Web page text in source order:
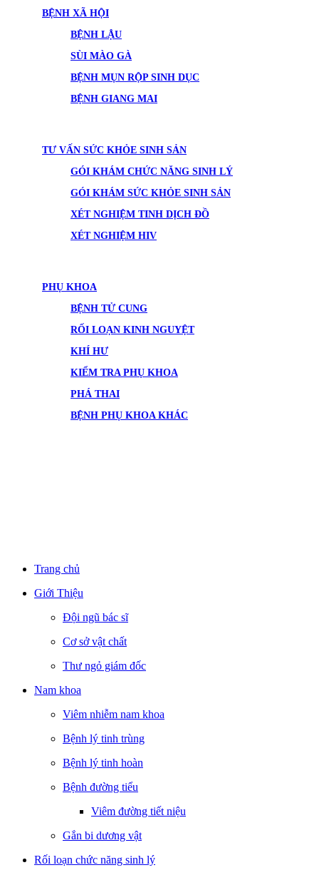
BỆNH XÃ HỘI
BỆNH LẬU
SÙI MÀO GÀ
BỆNH MỤN RỘP SINH DỤC
BỆNH GIANG MAI
TƯ VẤN SỨC KHỎE SINH SẢN
GÓI KHÁM CHỨC NĂNG SINH LÝ
GÓI KHÁM SỨC KHỎE SINH SẢN
XÉT NGHIỆM TINH DỊCH ĐỒ
XÉT NGHIỆM HIV
PHỤ KHOA
BỆNH TỬ CUNG
RỐI LOẠN KINH NGUYỆT
KHÍ HƯ
KIỂM TRA PHỤ KHOA
PHÁ THAI
BỆNH PHỤ KHOA KHÁC
Trang chủ
Giới Thiệu
Đội ngũ bác sĩ
Cơ sở vật chất
Thư ngỏ giám đốc
Nam khoa
Viêm nhiễm nam khoa
Bệnh lý tinh trùng
Bệnh lý tinh hoàn
Bệnh đường tiểu
Viêm đường tiết niệu
Gắn bi dương vật
Rối loạn chức năng sinh lý